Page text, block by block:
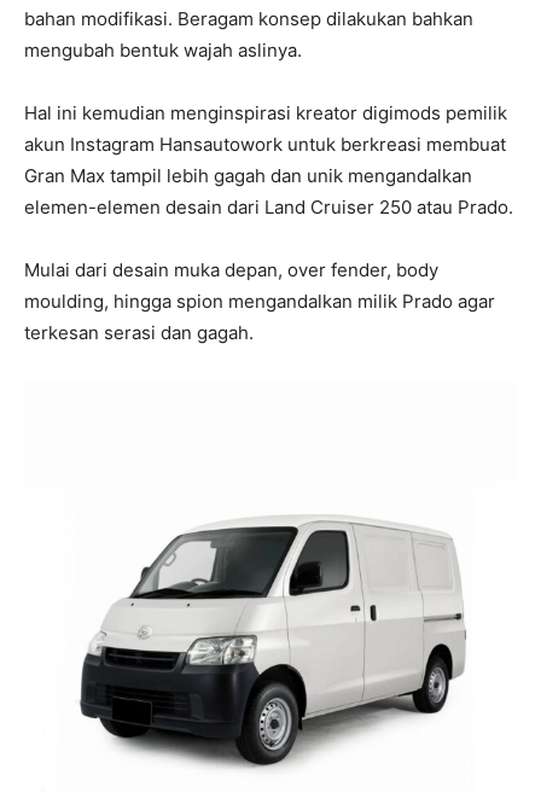
bahan modifikasi. Beragam konsep dilakukan bahkan
mengubah bentuk wajah aslinya.
Hal ini kemudian menginspirasi kreator digimods pemilik
akun Instagram Hansautowork untuk berkreasi membuat
Gran Max tampil lebih gagah dan unik mengandalkan
elemen-elemen desain dari Land Cruiser 250 atau Prado.
Mulai dari desain muka depan, over fender, body
moulding, hingga spion mengandalkan milik Prado agar
terkesan serasi dan gagah.